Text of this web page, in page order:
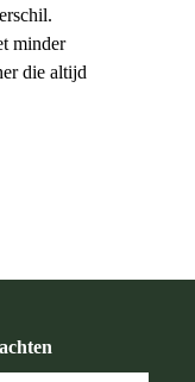
minder
die altijd